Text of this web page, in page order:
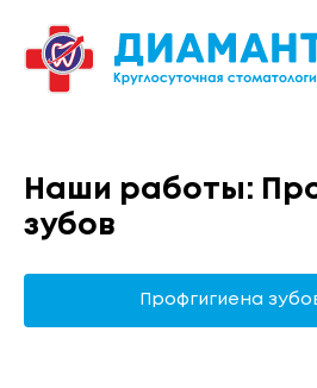
Наши работы:
зубов
Профгигиена